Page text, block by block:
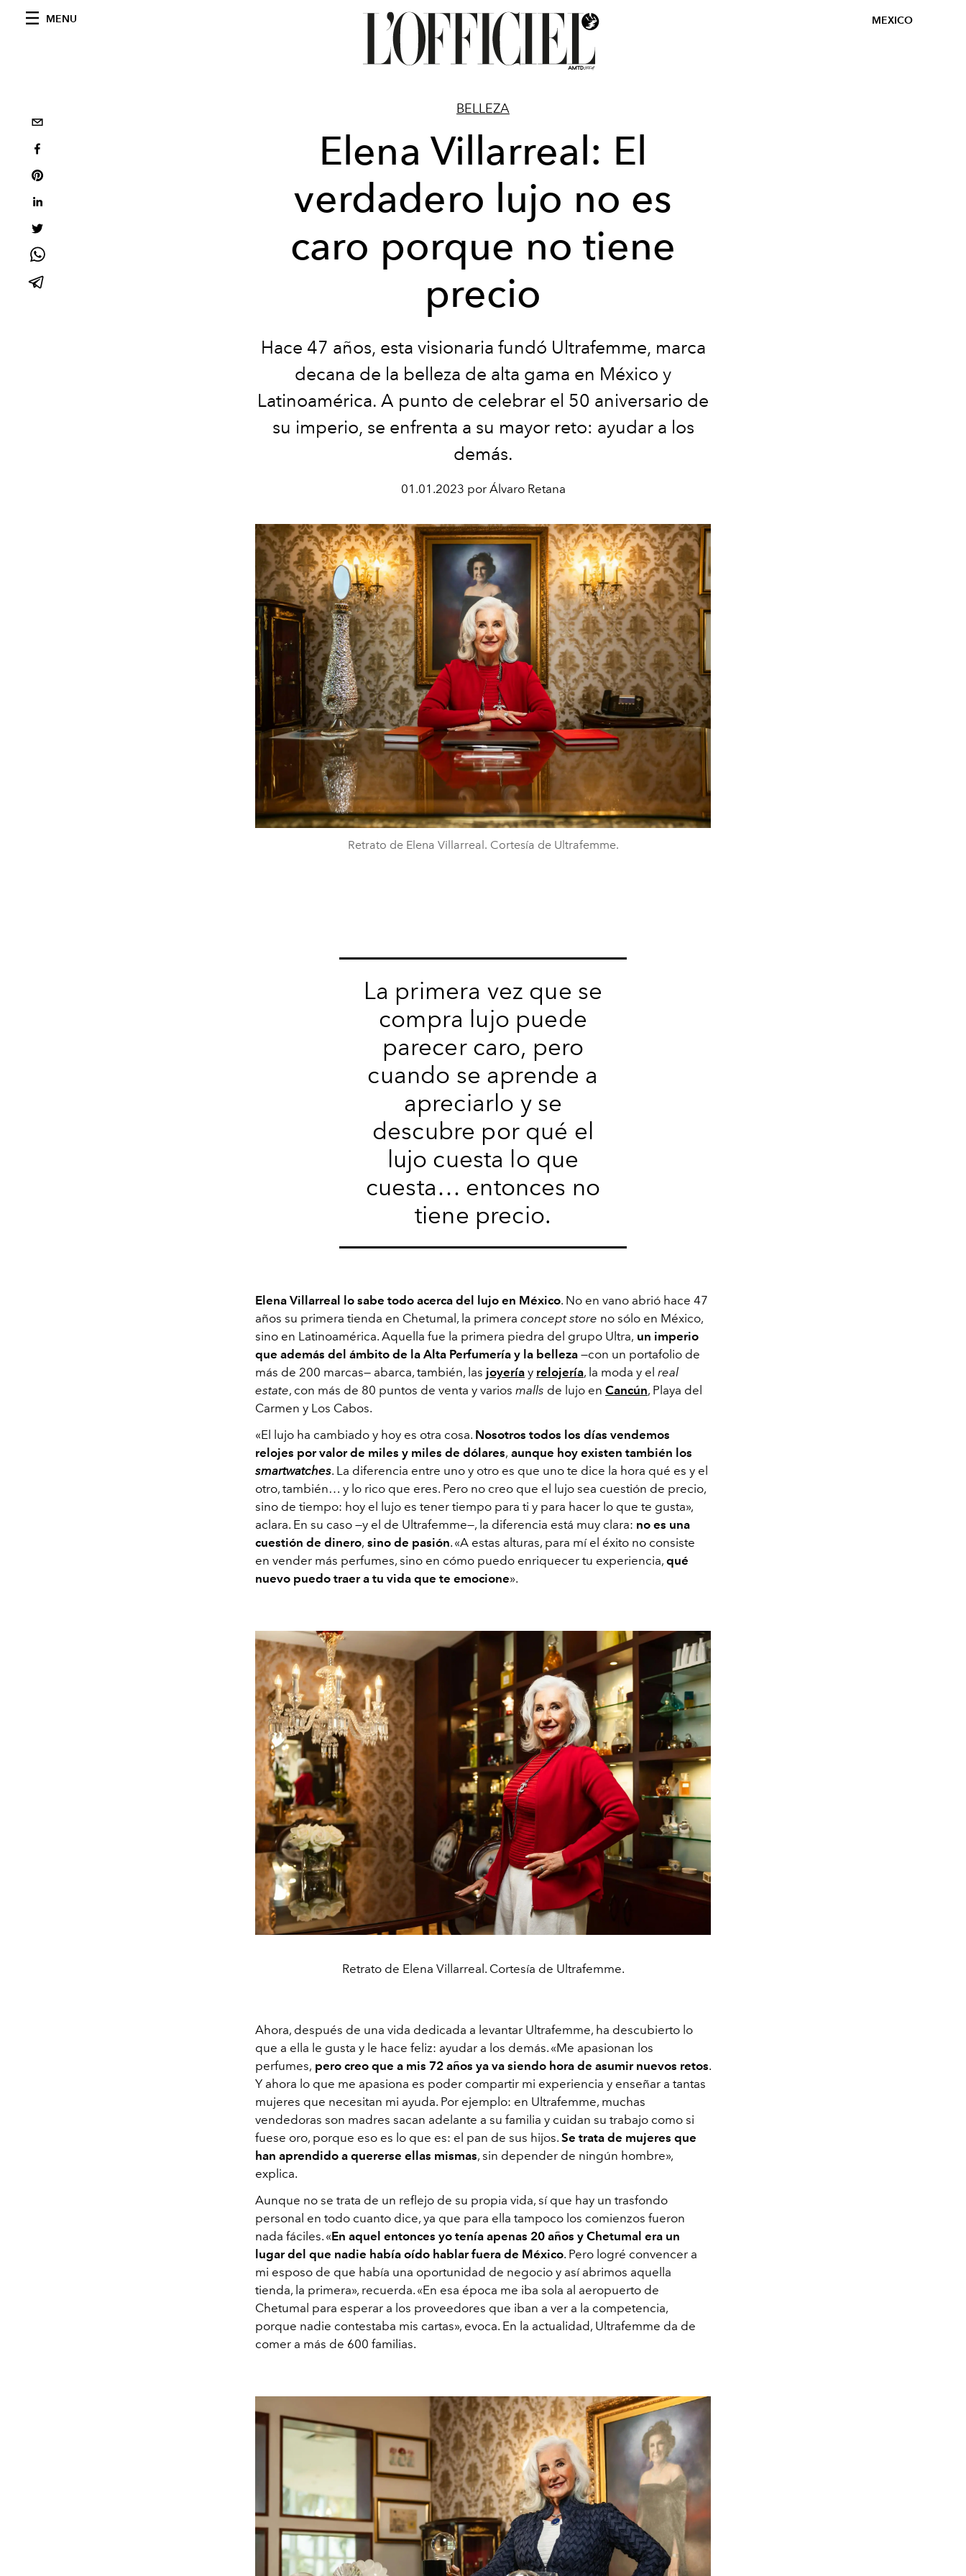
MENU MEXICO
BELLEZA
Elena Villarreal: El
verdadero lujo no es
caro porque no tiene
precio
Hace 47 años, esta visionaria fundó Ultrafemme, marca
decana de la belleza de alta gama en México y
Latinoamérica. A punto de celebrar el 50 aniversario de
su imperio, se enfrenta a su mayor reto: ayudar a los
demás.
01.01.2023 por Álvaro Retana
Retrato de Elena Villarreal. Cortesía de Ultrafemme.
La primera vez que se
compra lujo puede
parecer caro, pero
cuando se aprende a
apreciarlo y se
descubre por qué el
lujo cuesta lo que
cuesta… entonces no
tiene precio.
Elena Villarreal lo sabe todo acerca del lujo en México. No en vano abrió hace 47
años su primera tienda en Chetumal, la primera concept store no sólo en México,
sino en Latinoamérica. Aquella fue la primera piedra del grupo Ultra, un imperio
que además del ámbito de la Alta Perfumería y la belleza —con un portafolio de
más de 200 marcas— abarca, también, las joyería y relojería, la moda y el real
estate, con más de 80 puntos de venta y varios malls de lujo en Cancún, Playa del
Carmen y Los Cabos.
«El lujo ha cambiado y hoy es otra cosa. Nosotros todos los días vendemos
relojes por valor de miles y miles de dólares, aunque hoy existen también los
smartwatches. La diferencia entre uno y otro es que uno te dice la hora qué es y el
otro, también… y lo rico que eres. Pero no creo que el lujo sea cuestión de precio,
sino de tiempo: hoy el lujo es tener tiempo para ti y para hacer lo que te gusta»,
aclara. En su caso —y el de Ultrafemme—, la diferencia está muy clara: no es una
cuestión de dinero, sino de pasión. «A estas alturas, para mí el éxito no consiste
en vender más perfumes, sino en cómo puedo enriquecer tu experiencia, qué
nuevo puedo traer a tu vida que te emocione».
Retrato de Elena Villarreal. Cortesía de Ultrafemme.
Ahora, después de una vida dedicada a levantar Ultrafemme, ha descubierto lo
que a ella le gusta y le hace feliz: ayudar a los demás. «Me apasionan los
perfumes, pero creo que a mis 72 años ya va siendo hora de asumir nuevos retos.
Y ahora lo que me apasiona es poder compartir mi experiencia y enseñar a tantas
mujeres que necesitan mi ayuda. Por ejemplo: en Ultrafemme, muchas
vendedoras son madres sacan adelante a su familia y cuidan su trabajo como si
fuese oro, porque eso es lo que es: el pan de sus hijos. Se trata de mujeres que
han aprendido a quererse ellas mismas, sin depender de ningún hombre»,
explica.
Aunque no se trata de un reflejo de su propia vida, sí que hay un trasfondo
personal en todo cuanto dice, ya que para ella tampoco los comienzos fueron
nada fáciles. «En aquel entonces yo tenía apenas 20 años y Chetumal era un
lugar del que nadie había oído hablar fuera de México. Pero logré convencer a
mi esposo de que había una oportunidad de negocio y así abrimos aquella
tienda, la primera», recuerda. «En esa época me iba sola al aeropuerto de
Chetumal para esperar a los proveedores que iban a ver a la competencia,
porque nadie contestaba mis cartas», evoca. En la actualidad, Ultrafemme da de
comer a más de 600 familias.